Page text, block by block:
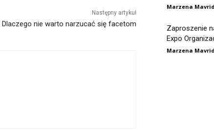
Następny artykuł
Dlaczego nie warto narzucać się facetom
Marzena
Zaproszenie
Expo
Marzena